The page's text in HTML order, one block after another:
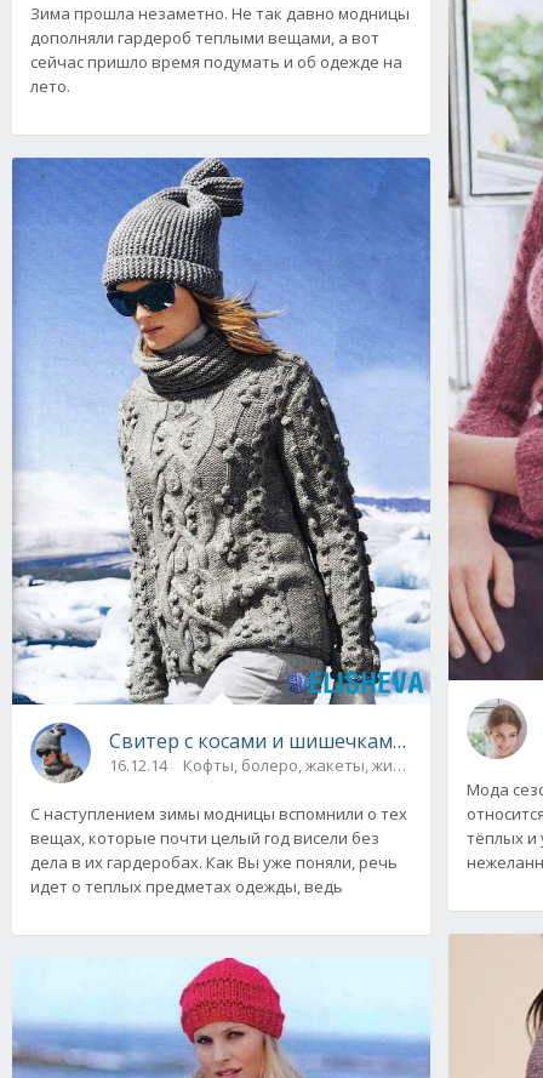
Зима прошла незаметно. Не так давно модницы
дополняли гардероб теплыми вещами, а вот
сейчас пришло время подумать и об одежде на
лето.
Свитер с косами и шишечками и шапка,
16.12.14 Кофты, болеро, жакеты, жилеты, пуловеры и
С наступлением зимы модницы вспомнили о тех
вещах, которые почти целый год висели без
дела в их гардеробах. Как Вы уже поняли, речь
идет о теплых предметах одежды, ведь
Мода
тёплых